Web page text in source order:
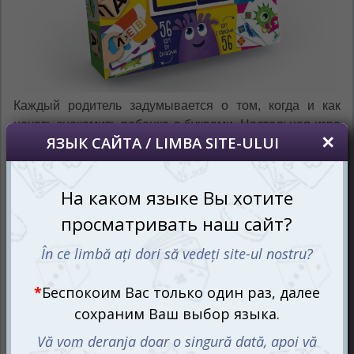
Каждый родитель задумывается о том, когда и как
начать знакомить ребенка с буквами. Настольная игра
Буквики от Danko Toysпредлагает идеальное решение
— обучение через весёлую игру, начиная с трёх лет.
малышам выучить буквы и составлять из них слова,
обеспечивая плавное и ненавязчивое знакомство с
алфавитом.
Комплект настольной игры Буквики включает книжечку
с иллюстрированными правилами пяти различных
вариантов игр, 112 карточек и 12 игровых кубиков с